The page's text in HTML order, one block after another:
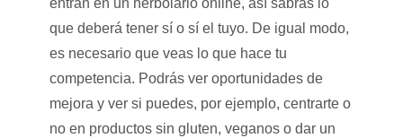
entran en un herbolario online, así sabrás lo
que deberá tener sí o sí el tuyo. De igual modo,
es necesario que veas lo que hace tu
competencia. Podrás ver oportunidades de
mejora y ver si puedes, por ejemplo, centrarte o
no en productos sin gluten, veganos o dar un